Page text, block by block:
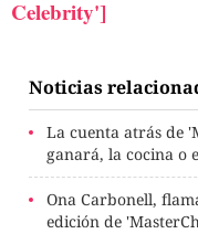
Celebrity']
Noticias
La cuenta atrás de
ganará, la cocina o
Ona Carbonell,
edición de